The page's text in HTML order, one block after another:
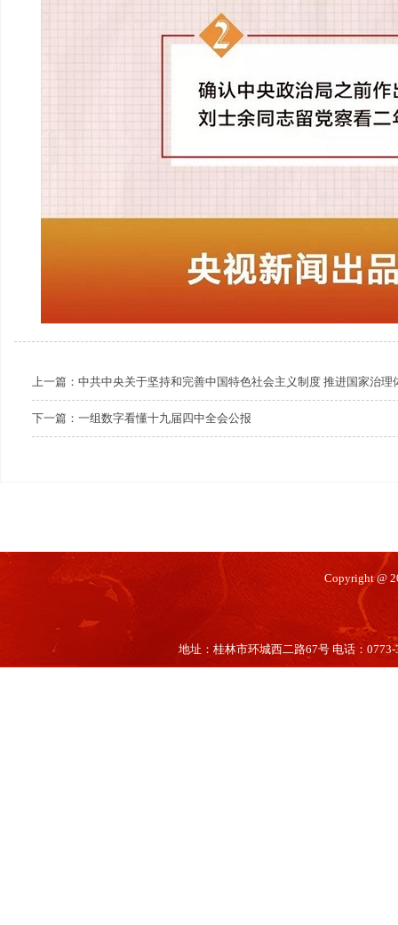
上一篇： 中共中央关于坚持和完善中国特色社会主义制度 推进国家治
下一篇： 一组数字看懂十九届四中全会公报
Copyright @
地址：桂林市环城西二路67号 电话：